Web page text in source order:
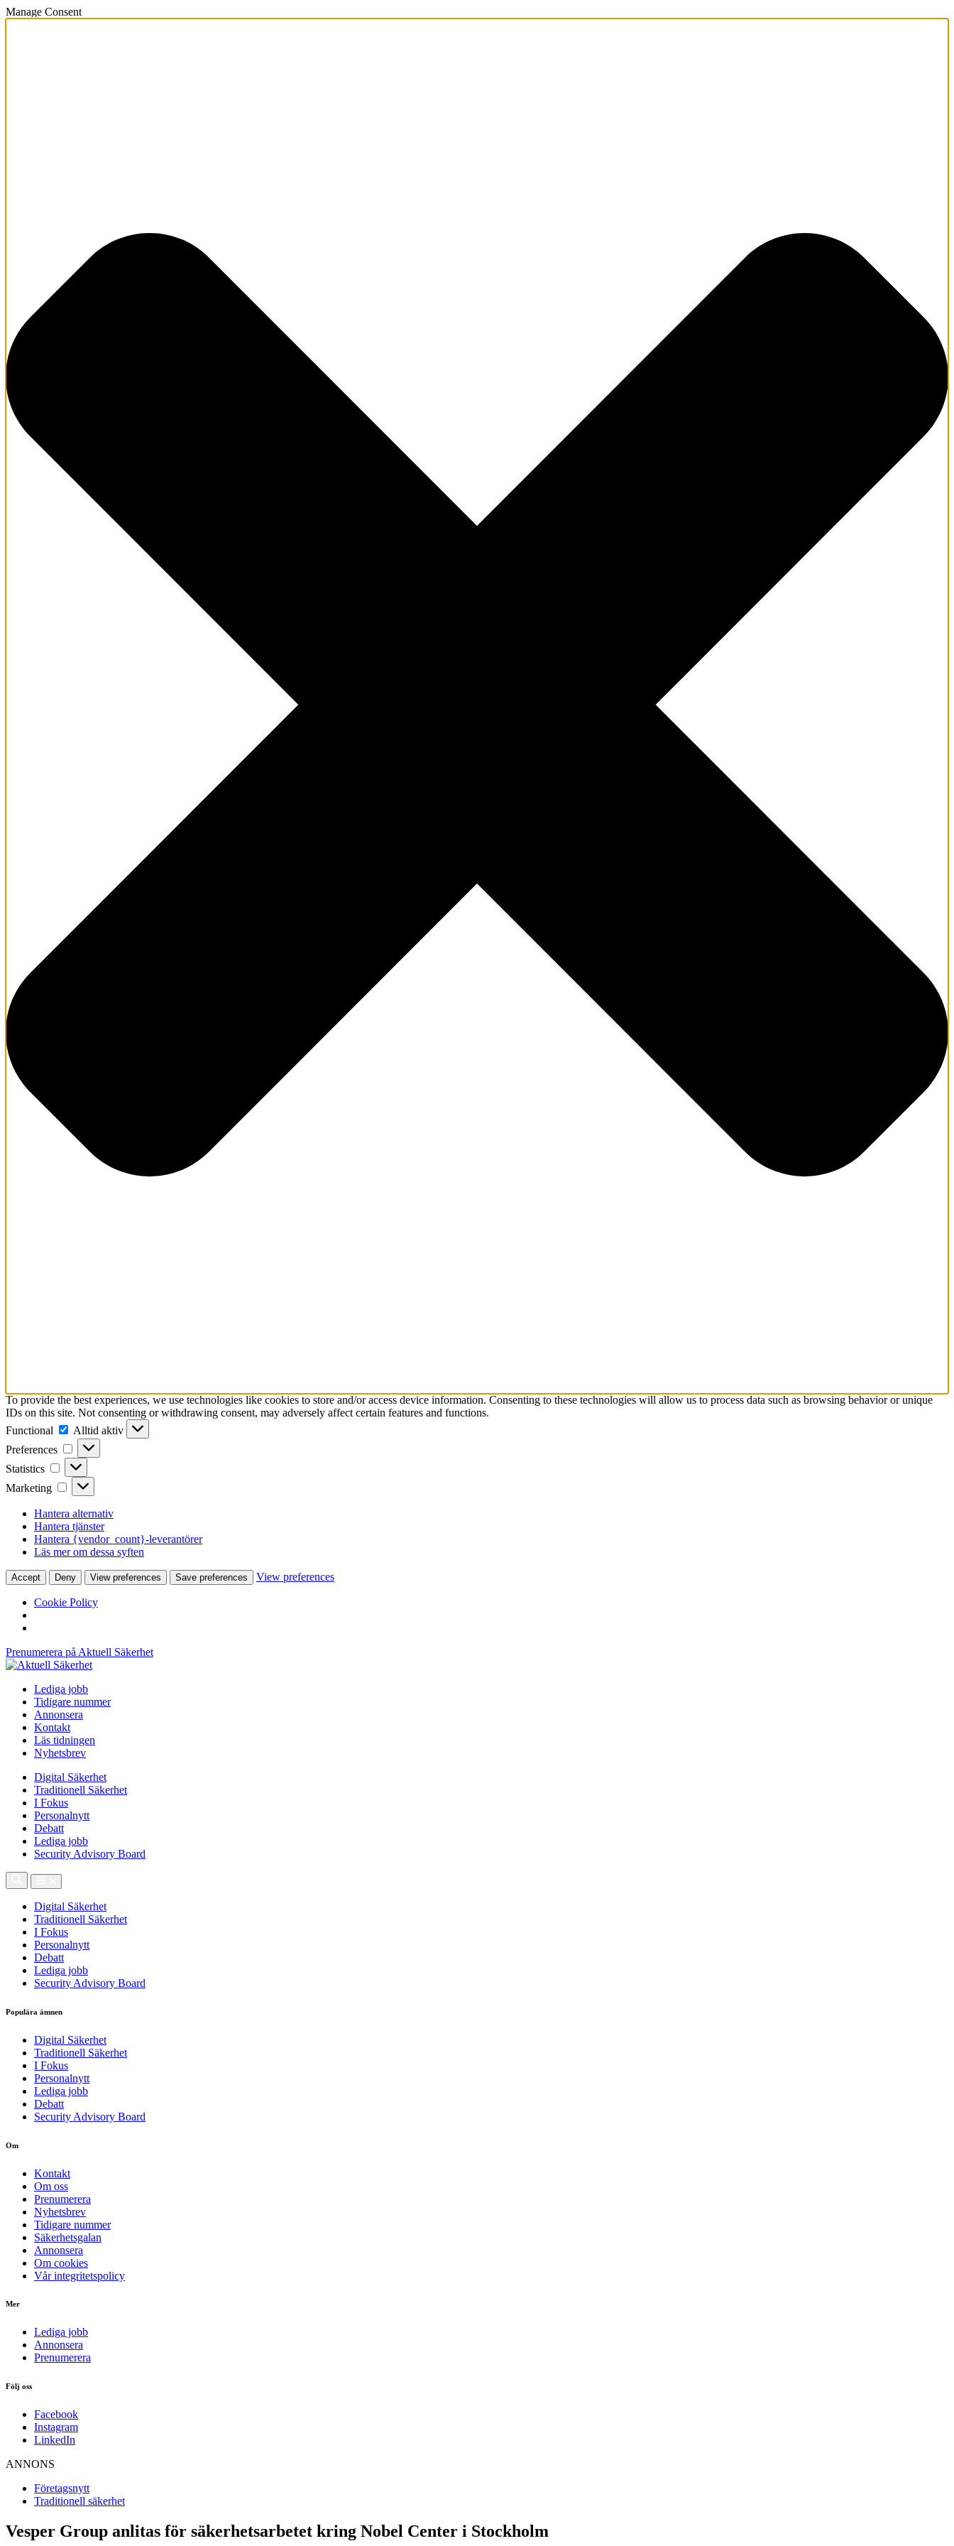
Manage Consent
To provide the best experiences, we use technologies like cookies to store and/or access device information. Consenting to these technologies will allow us to process data such as browsing behavior or unique
IDs on this site. Not consenting or withdrawing consent, may adversely affect certain features and functions.
Functional
Functional
Alltid aktiv
Preferences
Preferences
Statistics Statistics
Marketing Marketing
Hantera alternativ
Hantera tjänster
Hantera {vendor_count}-leverantörer
Läs mer om dessa syften
Accept Deny View preferences Save preferences View preferences
Cookie Policy
Prenumerera på Aktuell Säkerhet
Lediga jobb
Tidigare nummer
Annonsera
Kontakt
Läs tidningen
Nyhetsbrev
Digital Säkerhet
Traditionell Säkerhet
I Fokus
Personalnytt
Debatt
Lediga jobb
Security Advisory Board
Digital Säkerhet
Traditionell Säkerhet
I Fokus
Personalnytt
Debatt
Lediga jobb
Security Advisory Board
Populära ämnen
Digital Säkerhet
Traditionell Säkerhet
I Fokus
Personalnytt
Lediga jobb
Debatt
Security Advisory Board
Om
Kontakt
Om oss
Prenumerera
Nyhetsbrev
Tidigare nummer
Säkerhetsgalan
Annonsera
Om cookies
Vår integritetspolicy
Mer
Lediga jobb
Annonsera
Prenumerera
Följ oss
Facebook
Instagram
LinkedIn
ANNONS
Företagsnytt
Traditionell säkerhet
Vesper Group anlitas för säkerhetsarbetet kring Nobel Center i Stockholm